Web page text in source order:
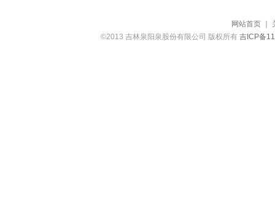
网站首页
©2013 吉林泉阳泉股份有限公司 版权所有吉ICP备